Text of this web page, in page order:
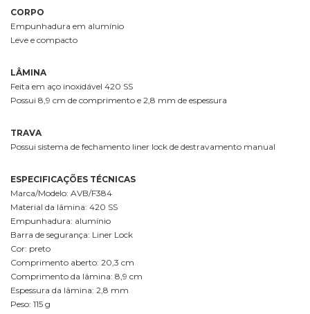
CORPO
Empunhadura em alumínio
Leve e compacto
LÂMINA
Feita em aço inoxidável 420 SS
Possui 8,9 cm de comprimento e 2,8 mm de espessura
TRAVA
Possui sistema de fechamento liner lock de destravamento manual
ESPECIFICAÇÕES TÉCNICAS
Marca/Modelo: AVB/F384
Material da lâmina: 420 SS
Empunhadura: alumínio
Barra de segurança: Liner Lock
Cor: preto
Comprimento aberto: 20,3 cm
Comprimento da lâmina: 8,9 cm
Espessura da lâmina: 2,8 mm
Peso: 115 g